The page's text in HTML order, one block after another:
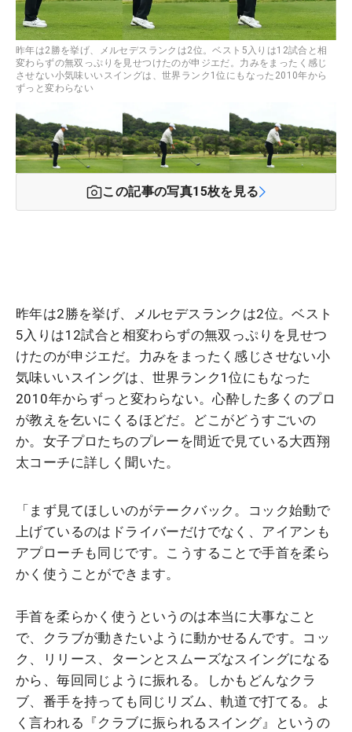
昨年は2勝を挙げ、メルセデスランクは2位。ベスト5入りは12試合と相
変わらずの無双っぷりを見せつけたのが申ジエだ。力みをまったく感じ
させない小気味いいスイングは、世界ランク1位にもなった2010年から
ずっと変わらない
この記事の写真15枚を見る
昨年は2勝を挙げ、メルセデスランクは2位。ベスト
5入りは12試合と相変わらずの無双っぷりを見せつ
けたのが申ジエだ。力みをまったく感じさせない小
気味いいスイングは、世界ランク1位にもなった
2010年からずっと変わらない。心酔した多くのプロ
が教えを乞いにくるほどだ。どこがどうすごいの
か。女子プロたちのプレーを間近で見ている大西翔
太コーチに詳しく聞いた。
「まず見てほしいのがテークバック。コック始動で
上げているのはドライバーだけでなく、アイアンも
アプローチも同じです。こうすることで手首を柔ら
かく使うことができます。
手首を柔らかく使うというのは本当に大事なこと
で、クラブが動きたいように動かせるんです。コッ
ク、リリース、ターンとスムーズなスイングになる
から、毎回同じように振れる。しかもどんなクラ
ブ、番手を持っても同じリズム、軌道で打てる。よ
く言われる『クラブに振られるスイング』というの